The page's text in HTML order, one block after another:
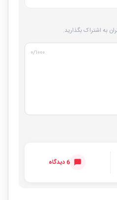
به اشتراک بگذارید.
۰/۱۰۰۰
6 دیدگاه